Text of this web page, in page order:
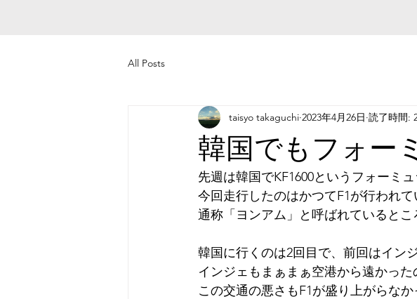
All Posts
韓国でもフォー
taisyo takaguchi 2023年4月26日 読了時間:
先週は韓国でKF1600というフォーミ
今回走行したのはかつてF1が行われ
通称「ヨンアム」と呼ばれているとこ
韓国に行くのは2回目で、前回はイン
インジェもまぁまぁ空港から遠かっ
この交通の悪さもF1が盛り上がらな